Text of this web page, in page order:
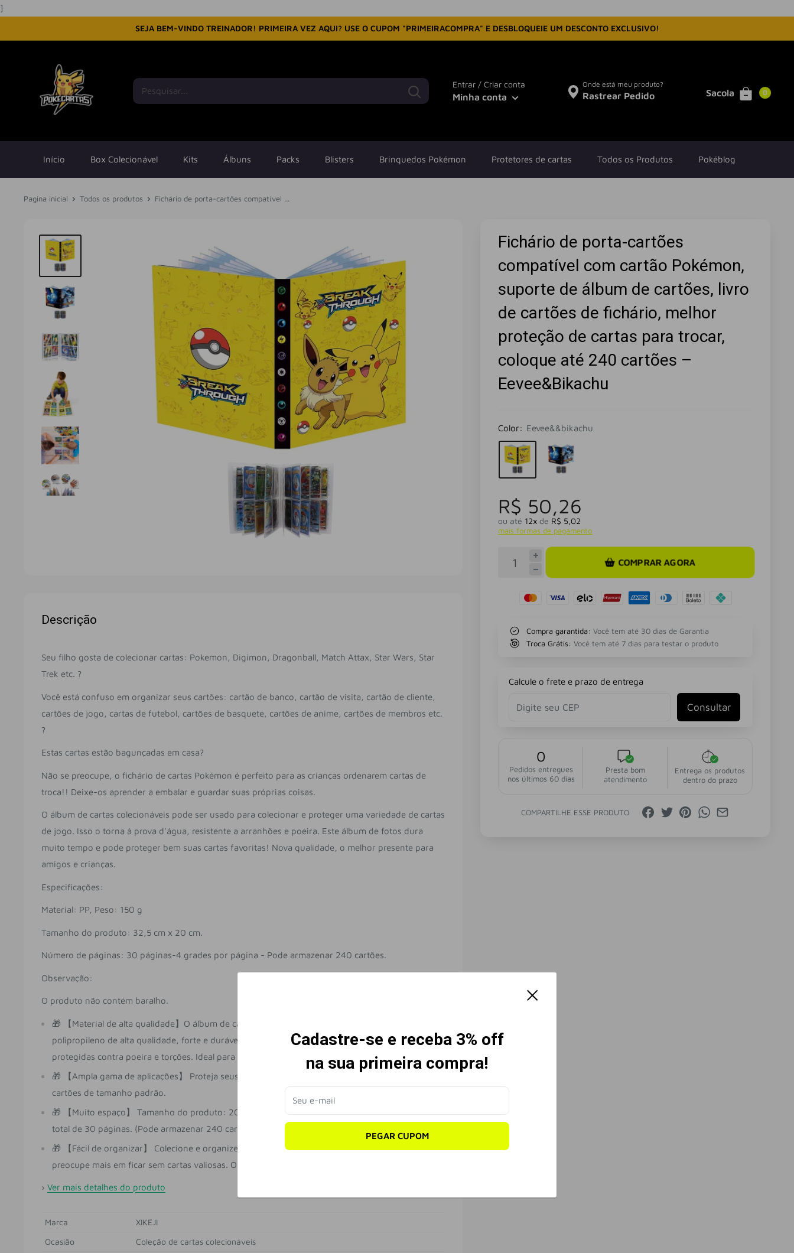
]
SEJA BEM-VINDO TREINADOR! PRIMEIRA VEZ AQUI? USE O CUPOM "PRIMEIRACOMPRA" E DESBLOQUEIE UM DESCONTO EXCLUSIVO!
Cadastre-se e receba 3% off
na sua primeira compra!
Seu e-mail
PEGAR CUPOM
Entrar / Criar conta
Minha conta Rastrear Pedido
Onde está meu produto?
Sacola 0
Início Box Colecionável Kits Álbuns Packs Blisters Brinquedos Pokémon Protetores de cartas Todos os Produtos Pokéblog
Pagina inicial Todos os produtos Fichário de porta-cartões compatível ...
Fichário de porta-cartões
compatível com cartão Pokémon,
suporte de álbum de cartões, livro
de cartões de fichário, melhor
proteção de cartas para trocar,
coloque até 240 cartões –
Eevee&Bikachu
Color: Eevee&&bikachu
R$ 50,26
ou até 12x de R$ 5,02
mais formas de pagamento
COMPRAR AGORA
Compra garantida: Você tem até 30 dias de Garantia
Troca Grátis: Você tem até 7 dias para testar o produto
Calcule o frete e prazo de entrega
Consultar
0
Pedidos entregues
nos últimos 60 dias
Presta bom
atendimento
Entrega os produtos
dentro do prazo
COMPARTILHE ESSE PRODUTO
Descrição
Seu filho gosta de colecionar cartas: Pokemon, Digimon, Dragonball, Match Attax, Star Wars, Star
Trek etc. ?
Você está confuso em organizar seus cartões: cartão de banco, cartão de visita, cartão de cliente,
cartões de jogo, cartas de futebol, cartões de basquete, cartões de anime, cartões de membros etc.
?
Estas cartas estão bagunçadas em casa?
Não se preocupe, o fichário de cartas Pokémon é perfeito para as crianças ordenarem cartas de
troca!! Deixe-os aprender a embalar e guardar suas próprias coisas.
O álbum de cartas colecionáveis pode ser usado para colecionar e proteger uma variedade de cartas
de jogo. Isso o torna à prova d'água, resistente a arranhões e poeira. Este álbum de fotos dura
muito tempo e pode proteger bem suas cartas favoritas! Nova qualidade, o melhor presente para
amigos e crianças.
Especificações:
Material: PP, Peso: 150 g
Tamanho do produto: 32,5 cm x 20 cm.
Número de páginas: 30 páginas-4 grades por página - Pode armazenar 240 cartões.
Observação:
O produto não contém baralho.
🎁 【Material de alta qualidade】O álbum de cartas Pokémon para cartas é feito de material de
polipropileno de alta qualidade, forte e durável, as cartas podem ser facilmente inseridas e
protegidas contra poeira e torções. Ideal para colecionar cartas Pokémon.
🎁 【Ampla gama de aplicações】 Proteja seus valiosos cartões, para a maioria das fotos e
cartões de tamanho padrão.
🎁 【Muito espaço】 Tamanho do produto: 20 cm x 32,5 cm. 4 páginas grandes por página, um
total de 30 páginas. (Pode armazenar 240 cartões).
🎁 【Fácil de organizar】 Colecione e organize as cartas espalhadas pelo cômodo e não se
preocupe mais em ficar sem cartas valiosas. Observação: O produto não contém baralho.
› Ver mais detalhes do produto
Marca
XIKEJI
Ocasião
Coleção de cartas colecionáveis